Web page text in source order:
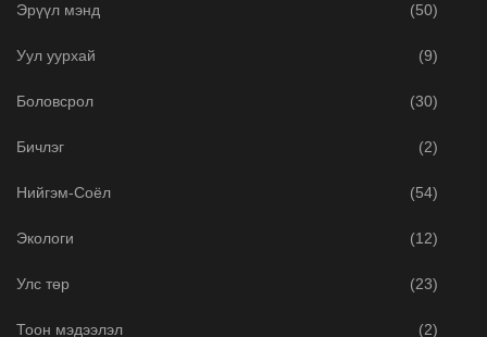
Эрүүл мэнд (50)
Уул уурхай (9)
Боловсрол (30)
Бичлэг (2)
Нийгэм-Соёл (54)
Экологи (12)
Улс төр (23)
Тоон мэдээлэл (2)